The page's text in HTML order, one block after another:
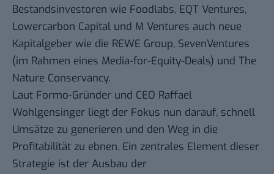
Bestandsinvestoren wie Foodlabs, EQT Ventures,
Lowercarbon Capital und M Ventures auch neue
Kapitalgeber wie die REWE Group, SevenVentures
(im Rahmen eines Media-for-Equity-Deals) und The
Nature Conservancy.
Laut Formo-Gründer und CEO Raffael
Wohlgensinger liegt der Fokus nun darauf, schnell
Umsätze zu generieren und den Weg in die
Profitabilität zu ebnen. Ein zentrales Element dieser
Strategie ist der Ausbau der